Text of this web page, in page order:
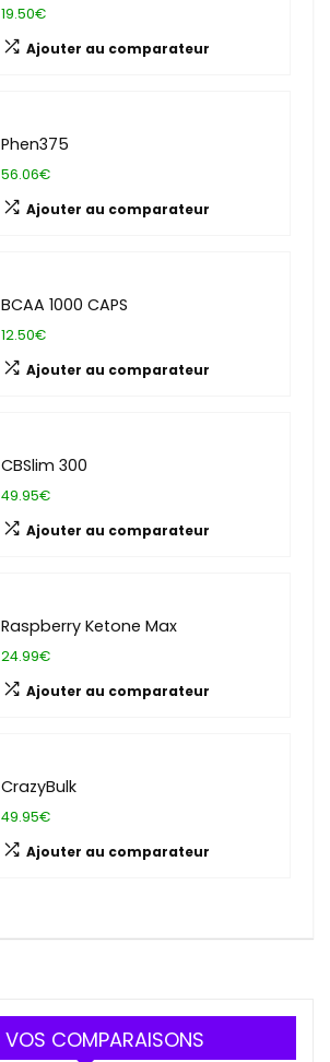
19.50€
Ajouter au comparateur
Phen375
56.06€
Ajouter au comparateur
BCAA 1000 CAPS
12.50€
Ajouter au comparateur
CBSlim 300
49.95€
Ajouter au comparateur
Raspberry Ketone Max
24.99€
Ajouter au comparateur
CrazyBulk
49.95€
Ajouter au comparateur
VOS COMPARAISONS